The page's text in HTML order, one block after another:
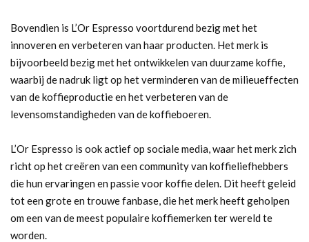
Bovendien is L’Or Espresso voortdurend bezig met het
innoveren en verbeteren van haar producten. Het merk is
bijvoorbeeld bezig met het ontwikkelen van duurzame koffie,
waarbij de nadruk ligt op het verminderen van de milieueffecten
van de koffieproductie en het verbeteren van de
levensomstandigheden van de koffieboeren.
L’Or Espresso is ook actief op sociale media, waar het merk zich
richt op het creëren van een community van koffieliefhebbers
die hun ervaringen en passie voor koffie delen. Dit heeft geleid
tot een grote en trouwe fanbase, die het merk heeft geholpen
om een van de meest populaire koffiemerken ter wereld te
worden.